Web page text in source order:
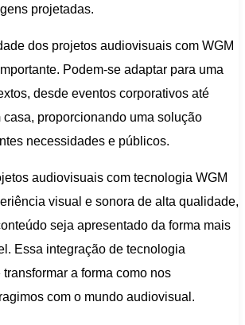
projetadas.
dos projetos audiovisuais com WGM
Podem-se adaptar para uma
desde eventos corporativos até
casa, proporcionando uma solução
necessidades e públicos.
audiovisuais com tecnologia WGM
visual e sonora de alta qualidade,
seja apresentado da forma mais
Essa integração de tecnologia
a forma como nos
com o mundo audiovisual.